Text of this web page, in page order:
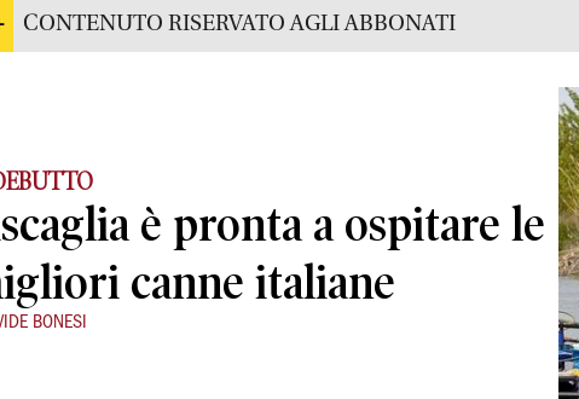
CONTENUTO RISERVATO AGLI ABBONATI
è pronta a ospitare le
canne italiane
BONESI